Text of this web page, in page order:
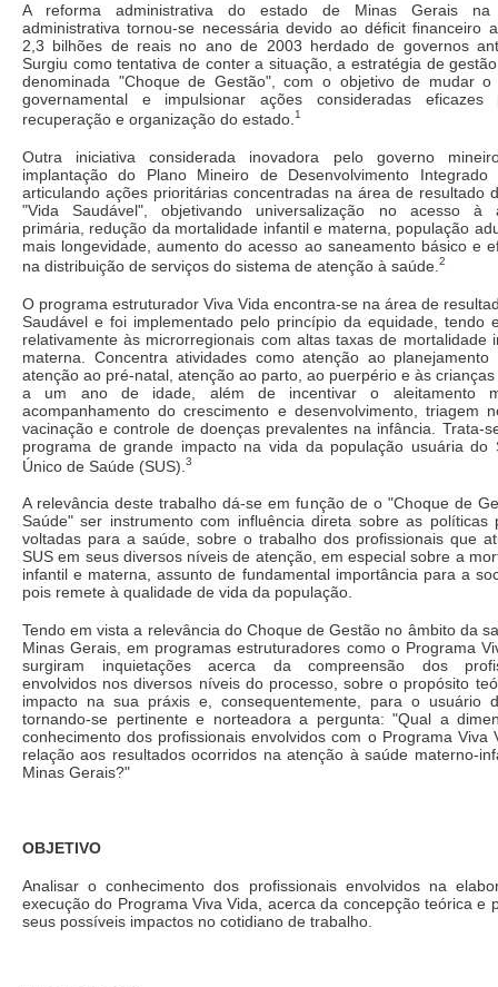
A reforma administrativa do estado de Minas Gerais na
administrativa tornou-se necessária devido ao déficit financeiro
2,3 bilhões de reais no ano de 2003 herdado de governos
Surgiu como tentativa de conter a situação, a estratégia de
denominada "Choque de Gestão", com o objetivo de mudar o
governamental e impulsionar ações consideradas
recuperação e organização do estado. 1
Outra iniciativa considerada inovadora pelo governo
implantação do Plano Mineiro de Desenvolvimento Integrado
articulando ações prioritárias concentradas na área de resultado
"Vida Saudável", objetivando universalização no acesso à
primária, redução da mortalidade infantil e materna, população
mais longevidade, aumento do acesso ao saneamento básico e
na distribuição de serviços do sistema de atenção à saúde. 2
O programa estruturador Viva Vida encontra-se na área de
Saudável e foi implementado pelo princípio da equidade, tendo
relativamente às microrregionais com altas taxas de mortalidade
materna. Concentra atividades como atenção ao planejamento
atenção ao pré-natal, atenção ao parto, ao puerpério e às
a um ano de idade, além de incentivar o aleitamento
acompanhamento do crescimento e desenvolvimento, triagem
vacinação e controle de doenças prevalentes na infância. Trata-
programa de grande impacto na vida da população usuária do
Único de Saúde (SUS). 3
A relevância deste trabalho dá-se em função de o "Choque de
Saúde" ser instrumento com influência direta sobre as políticas
voltadas para a saúde, sobre o trabalho dos profissionais que
SUS em seus diversos níveis de atenção, em especial sobre a
infantil e materna, assunto de fundamental importância para a
pois remete à qualidade de vida da população.
Tendo em vista a relevância do Choque de Gestão no âmbito da
Minas Gerais, em programas estruturadores como o Programa
surgiram inquietações acerca da compreensão dos
envolvidos nos diversos níveis do processo, sobre o propósito
impacto na sua práxis e, consequentemente, para o usuário
tornando-se pertinente e norteadora a pergunta: "Qual a
conhecimento dos profissionais envolvidos com o Programa Viva
relação aos resultados ocorridos na atenção à saúde materno-
Minas Gerais?"
OBJETIVO
Analisar o conhecimento dos profissionais envolvidos na
execução do Programa Viva Vida, acerca da concepção teórica e
seus possíveis impactos no cotidiano de trabalho.